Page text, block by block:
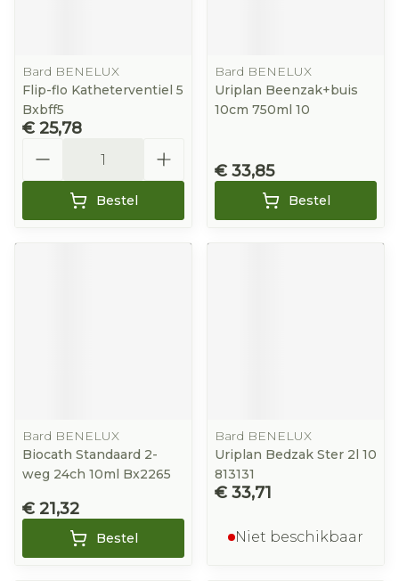
Bard BENELUX
Flip-flo Katheterventiel 5
Bxbff5
€ 25,78
Bestel
Bard BENELUX
Uriplan Beenzak+buis
10cm 750ml 10
€ 33,85
Bestel
Bard BENELUX
Biocath Standaard 2-
weg 24ch 10ml Bx2265
€ 21,32
Bestel
Bard BENELUX
Uriplan Bedzak Ster 2l 10
813131
€ 33,71
Niet beschikbaar